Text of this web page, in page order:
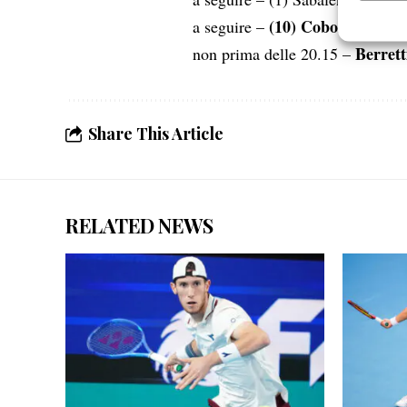
scelte
a seguire –(10) Cobolli
vs (4)
non prima delle 20.15 –
Share This Article
RELATED NEWS